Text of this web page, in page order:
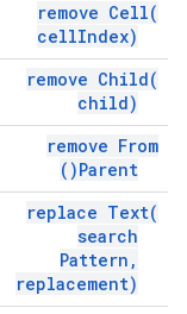
remove Cell(
cellIndex)
remove Child(
child)
remove From
Parent(
)
replace Text(
search
Pattern ,
replacement)